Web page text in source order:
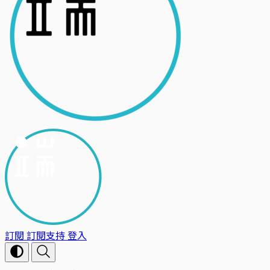
訂閱 訂閱支持登入